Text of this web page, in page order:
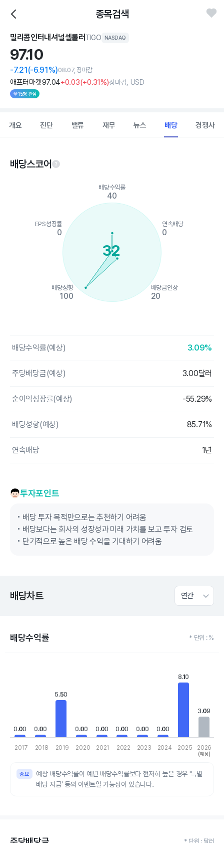
종목검색
밀리콤인터내셔널셀룰러 TIGO NASDAQ
97.10
-7.21(-6.91%)08.07, 장마감
애프터마켓97.04+0.03(+0.31%)장마감, USD
15명 관심
개요 진단 밸류 재무 뉴스 배당 경쟁사
배당스코어
The chart has 1 X axis displaying categories.
The chart has 1 Y axis displaying values. Data ranges from 0
32
배당수익률
40
연속배당
0
배당금인상
20
배당성향
100
EPS성장률
0
배당수익률(예상) 3.09%
주당배당금(예상) 3.00달러
순이익성장률(예상) -55.29%
배당성향(예상) 85.71%
연속배당 1년
투자포인트
배당 투자 목적만으로는 추천하기 어려움
배당보다는 회사의 성장성과 미래 가치를 보고 투자 검토
단기적으로 높은 배당 수익을 기대하기 어려움
배당차트 연간
배당수익률 * 단위 : %
The chart has 1 Y axis displaying values. Data ranges from 0 to
0.00
0.00 0.00
0.00
5.50
5.50
0.00
0.00 0.00
0.00 0.00
0.00 0.00
0.00 0.00
0.00
8.10
8.10
3.09
3.09
2017 2018 2019 2020 2021 2022 2023 2024 2025 2026
(예상)
예상 배당수익률이 예년 배당수익률보다 현저히 높은 경우 '특별
배당 지급' 등의 이벤트일 가능성이 있습니다.
* 단위 : 달러